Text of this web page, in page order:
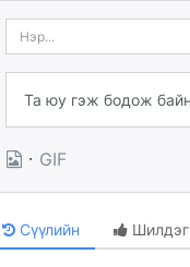
· GIF
Сүүлийн Шилдэг